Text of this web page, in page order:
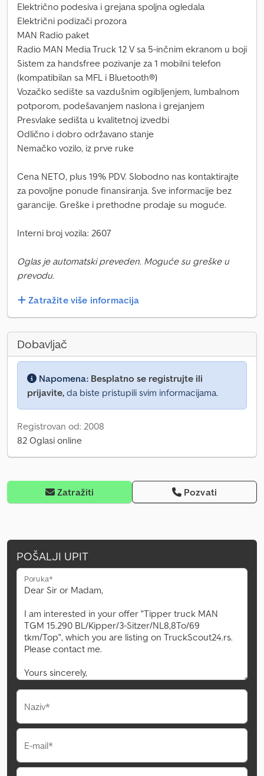
Električno podesiva i grejana spoljna ogledala
Električni podizači prozora
MAN Radio paket
Radio MAN Media Truck 12 V sa 5-inčnim ekranom u boji
Sistem za handsfree pozivanje za 1 mobilni telefon
(kompatibilan sa MFL i Bluetooth®)
Vozačko sedište sa vazdušnim ogibljenjem, lumbalnom
potporom, podešavanjem naslona i grejanjem
Presvlake sedišta u kvalitetnoj izvedbi
Odlično i dobro održavano stanje
Nemačko vozilo, iz prve ruke
Cena NETO, plus 19% PDV. Slobodno nas kontaktirajte
za povoljne ponude finansiranja. Sve informacije bez
garancije. Greške i prethodne prodaje su moguće.
Interni broj vozila: 2607
Oglas je automatski preveden. Moguće su greške u
prevodu.
Zatražite više informacija
Dobavljač
Napomena: Besplatno se registrujte ili
prijavite, da biste pristupili svim informacijama.
Registrovan od: 2008
82 Oglasi online
Zatražiti Pozvati
POŠALJI UPIT
Poruka*
Naziv*
E-mail*